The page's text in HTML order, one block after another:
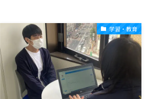
学習・教育